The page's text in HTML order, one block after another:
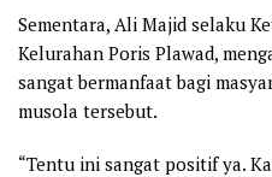
Sementara, Ali Majid selaku
Kelurahan Poris Plawad,
sangat bermanfaat bagi
musola tersebut.
“Tentu ini sangat positif ya.